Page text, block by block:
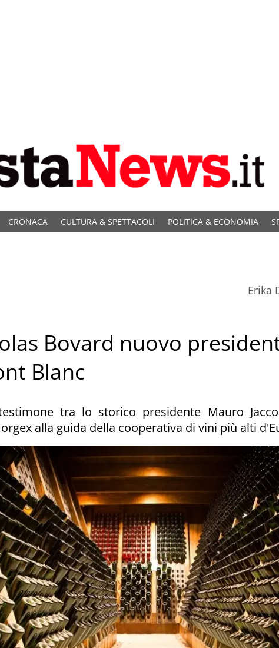
CRONACA CULTURA & SPETTACOLI POLITICA & ECONOMIA
Erika
Bovard nuovo
Blanc
tra lo storico presidente Mauro
alla guida della cooperativa di vini più alti